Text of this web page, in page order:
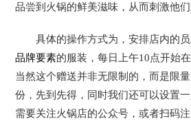
品尝到火锅的鲜美滋味，从而刺激他们
具体的操作方式为，安排店内的
品牌要素的服装，每日上午10点开始
当然这个赠送并非无限制的，而是限
份，先到先得，同时我们还可以设置
需要关注火锅店的公众号，或者扫码